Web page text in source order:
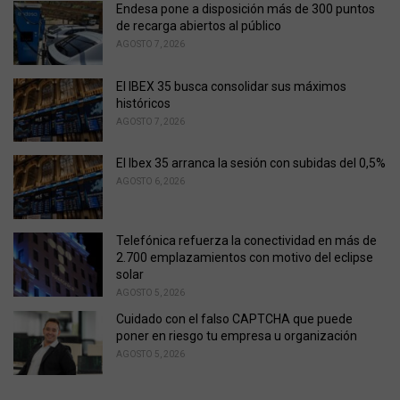
e
s
:
Endesa pone a disposición más de 300 puntos
de recarga abiertos al público
AGOSTO 7, 2026
El IBEX 35 busca consolidar sus máximos
históricos
AGOSTO 7, 2026
El Ibex 35 arranca la sesión con subidas del 0,5%
AGOSTO 6, 2026
Telefónica refuerza la conectividad en más de
2.700 emplazamientos con motivo del eclipse
solar
AGOSTO 5, 2026
Cuidado con el falso CAPTCHA que puede
poner en riesgo tu empresa u organización
AGOSTO 5, 2026